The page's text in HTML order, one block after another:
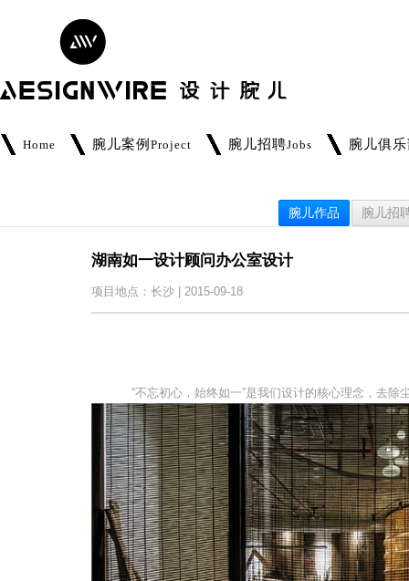
Home 腕儿案例 Project 腕儿招聘Jobs 腕儿俱
腕儿作品 腕儿招
湖南如一设计顾问办公室设计
项目地点：长沙 | 2015-09-18
“不忘初心，始终如一”是我们设计的核心理念，去